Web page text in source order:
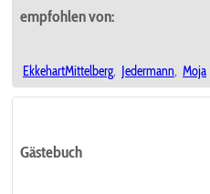
empfohlen von:
EkkehartMittelberg, Jedermann, Moja
Gästebuch